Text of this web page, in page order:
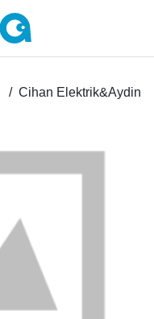
Cihan